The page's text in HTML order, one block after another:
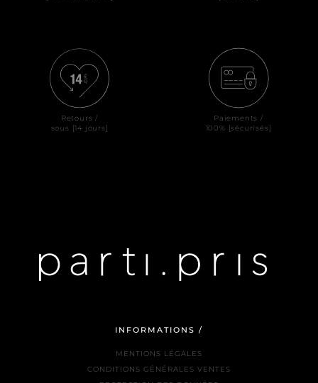
Retours /
sous [14 jours]
Paiements /
100% [sécurisés]
INFORMATIONS /
MENTIONS LÉGALES
CONDITIONS GÉNÉRALES VENTES